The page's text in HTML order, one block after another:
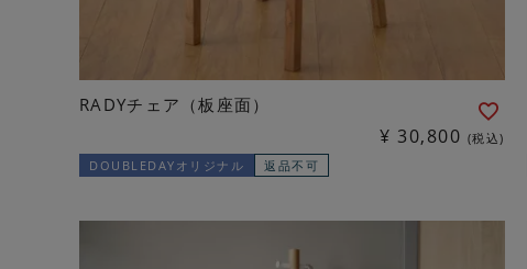
RADYチェア（板座面）
¥ 30,800
税込
DOUBLEDAYオリジナル
返品不可